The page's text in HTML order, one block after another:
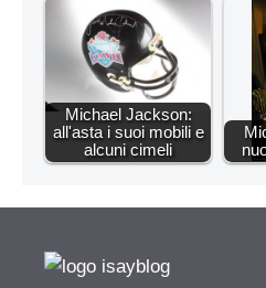
Michael Jackson:
all'asta i suoi mobili e
alcuni cimeli